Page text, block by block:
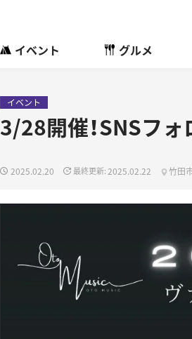
イベント グルメ
イベント
3/28開催！SNSフ
2025.02.20 2025.02.22 竹田